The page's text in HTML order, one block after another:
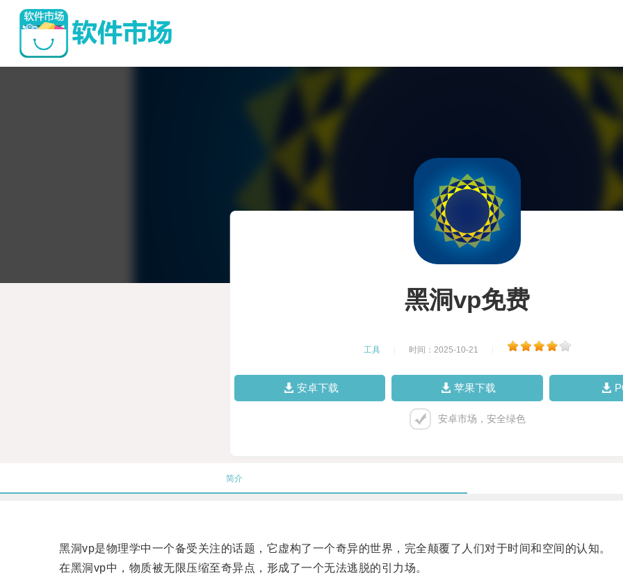
黑洞vp免费
工具 时间：2025-10-21
安卓下载 苹果下载
安卓市场，安全绿色
简介
黑洞vp是物理学中一个备受关注的话题，它虚构了一个奇异的世界，完全颠覆了人们对于时间和空间的认知。
在黑洞vp中，物质被无限压缩至奇异点，形成了一个无法逃脱的引力场。